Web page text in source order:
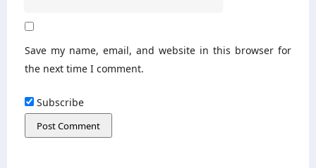
Save my name, email, and website in this browser for
the next time I comment.
Subscribe